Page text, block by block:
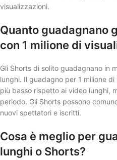
visualizzazioni.
Quanto guadagnano
con 1 milione di
Gli Shorts di solito guadagnano in
lunghi. Il guadagno per 1 milione
più basso rispetto ai video lunghi,
periodo. Gli Shorts possono
nuovi spettatori e iscritti.
Cosa è meglio per
lunghi o Shorts?